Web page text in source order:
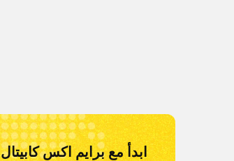
ابدأ مع برايم اكس كابيتال